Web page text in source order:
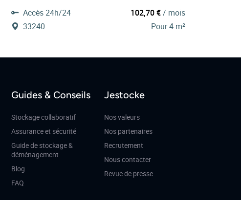
Accès 24h/24
33240
102,70 €/ mois
Pour 4 m²
Guides & Conseils
Stockage collaboratif
Assurance et sécurité
Guide de stockage &
déménagement
Blog
FAQ
Jestocke
Nos valeurs
Nos partenaires
Recrutement
Nous contacter
Revue de presse